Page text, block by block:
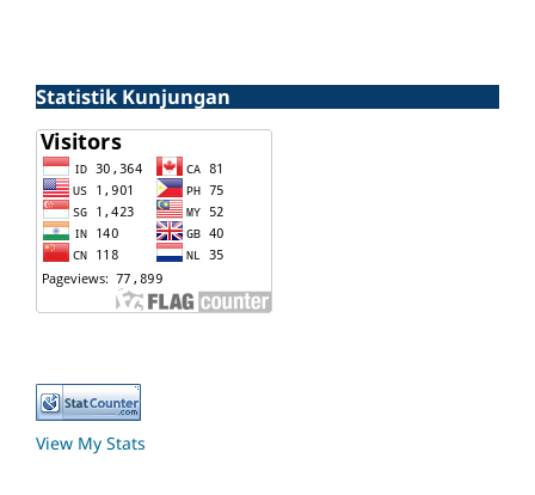
Statistik Kunjungan
View My Stats